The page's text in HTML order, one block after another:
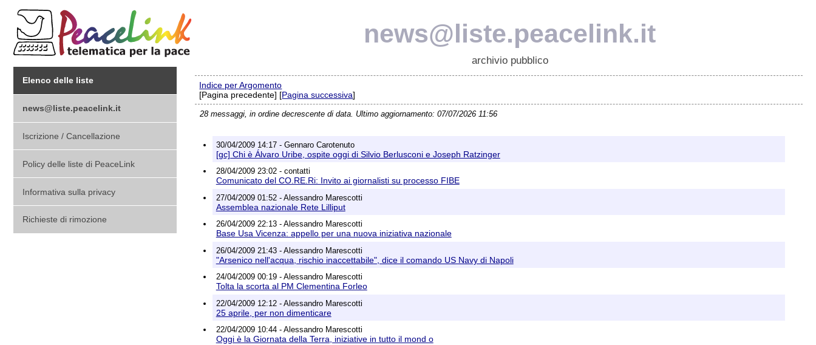
news@liste.peacelink.it
archivio pubblico
Elenco delle liste
news@liste.peacelink.it
Iscrizione / Cancellazione
Policy delle liste di PeaceLink
Informativa sulla privacy
Richieste di rimozione
Indice per Argomento
[Pagina precedente] [Pagina successiva]
28 messaggi, in ordine decrescente di data. Ultimo aggiornamento: 07/07/2026 11:56
30/04/2009 14:17 - Gennaro Carotenuto
[gc] Chi è Álvaro Uribe, ospite oggi di Silvio Berlusconi e Joseph Ratzinger
28/04/2009 23:02 - contatti
Comunicato del CO.RE.Ri: Invito ai giornalisti su processo FIBE
27/04/2009 01:52 - Alessandro Marescotti
Assemblea nazionale Rete Lilliput
26/04/2009 22:13 - Alessandro Marescotti
Base Usa Vicenza: appello per una nuova iniziativa nazionale
26/04/2009 21:43 - Alessandro Marescotti
"Arsenico nell'acqua, rischio inaccettabile", dice il comando US Navy di Napoli
24/04/2009 00:19 - Alessandro Marescotti
Tolta la scorta al PM Clementina Forleo
22/04/2009 12:12 - Alessandro Marescotti
25 aprile, per non dimenticare
22/04/2009 10:44 - Alessandro Marescotti
Oggi è la Giornata della Terra, iniziative in tutto il mond o